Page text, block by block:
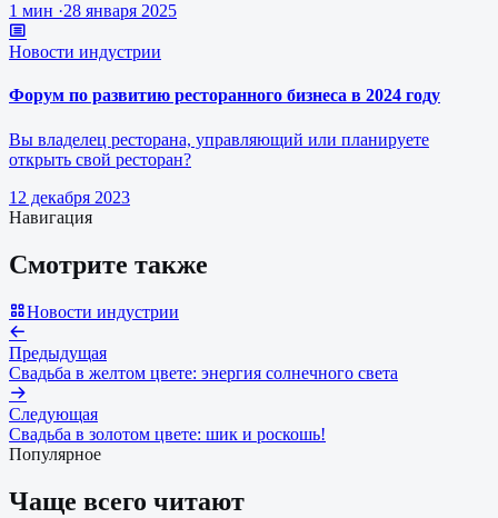
1 мин ·28 января 2025
Новости индустрии
Форум по развитию ресторанного бизнеса в 2024 году
Вы владелец ресторана, управляющий или планируете
открыть свой ресторан?
12 декабря 2023
Навигация
Смотрите также
Новости индустрии
Предыдущая
Свадьба в желтом цвете: энергия солнечного света
Следующая
Свадьба в золотом цвете: шик и роскошь!
Популярное
Чаще всего читают